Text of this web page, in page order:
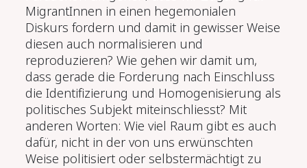
MigrantInnen in einen hegemonialen
Diskurs fordern und damit in gewisser Weise
diesen auch normalisieren und
reproduzieren? Wie gehen wir damit um,
dass gerade die Forderung nach Einschluss
die Identifizierung und Homogenisierung als
politisches Subjekt miteinschliesst? Mit
anderen Worten: Wie viel Raum gibt es auch
dafür, nicht in der von uns erwünschten
Weise politisiert oder selbstermächtigt zu